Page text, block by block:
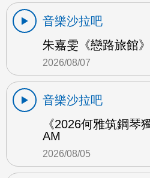
音樂沙拉吧
朱嘉雯《戀路旅館
2026/08/07
音樂沙拉吧
《2026何雅筑鋼琴
AM
2026/08/05